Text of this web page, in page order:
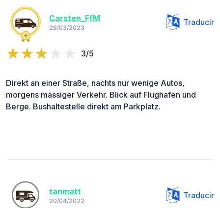
Carsten_FfM
28/03/2023
Traducir
3/5
Direkt an einer Straße, nachts nur wenige Autos,
morgens mässiger Verkehr. Blick auf Flughafen und
Berge. Bushaltestelle direkt am Parkplatz.
tanmatt
20/04/2022
Traducir